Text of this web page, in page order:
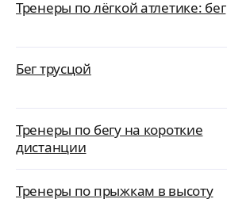
Тренеры по лёгкой атлетике: бег
Бег трусцой
Тренеры по бегу на короткие
дистанции
Тренеры по прыжкам в высоту